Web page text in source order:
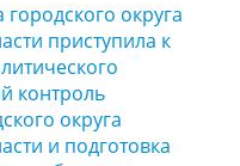
округа
приступила к
контроль
округа
и подготовка